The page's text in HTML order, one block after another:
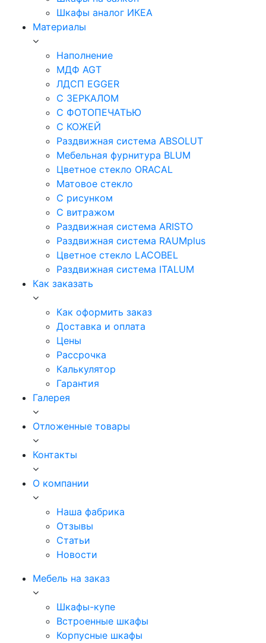
Шкафы аналог ИКЕА
Материалы
Наполнение
МДФ AGT
ЛДСП EGGER
С ЗЕРКАЛОМ
С ФОТОПЕЧАТЬЮ
С КОЖЕЙ
Раздвижная система ABSOLUT
Мебельная фурнитура BLUM
Цветное стекло ORACAL
Матовое стекло
C рисунком
C витражом
Раздвижная система ARISTO
Раздвижная система RAUMplus
Цветное стекло LACOBEL
Раздвижная система ITALUM
Как заказать
Как оформить заказ
Доставка и оплата
Цены
Рассрочка
Калькулятор
Гарантия
Галерея
Отложенные товары
Контакты
О компании
Наша фабрика
Отзывы
Статьи
Новости
Мебель на заказ
Шкафы-купе
Встроенные шкафы
Корпусные шкафы